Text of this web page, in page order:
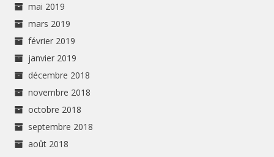
mai 2019
mars 2019
février 2019
janvier 2019
décembre 2018
novembre 2018
octobre 2018
septembre 2018
août 2018